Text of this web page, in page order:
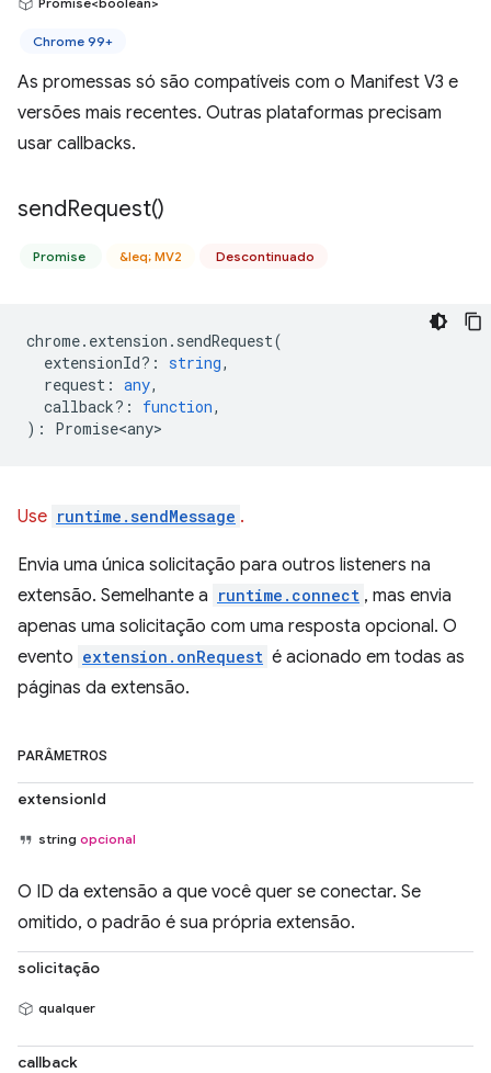
Chrome 99+
As promessas só são compatíveis com o Manifest V3 e
versões mais recentes. Outras plataformas precisam
usar callbacks.
sendRequest()
Promise &leq; MV2 Descontinuado
chrome. extension . sendRequest(
extensionId? : string,
request : any,
callback? : function,
) : Promise<any>
Use runtime.sendMessage .
Envia uma única solicitação para outros listeners na
extensão. Semelhante a runtime.connect , mas envia
apenas uma solicitação com uma resposta opcional. O
evento extension.onRequest é acionado em todas as
páginas da extensão.
PARÂMETROS
extensionId
string opcional
O ID da extensão a que você quer se conectar. Se
omitido, o padrão é sua própria extensão.
solicitação
qualquer
callback